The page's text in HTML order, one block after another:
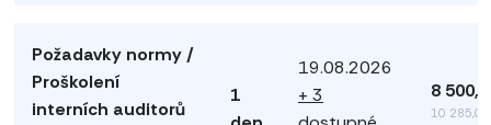
Požadavky normy /
Proškolení
interních auditorů
1
19.08.2026
+ 3
8
10